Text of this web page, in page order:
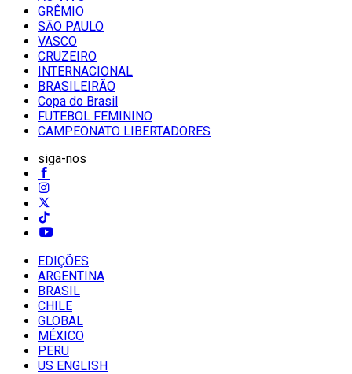
GRÊMIO
SĀO PAULO
VASCO
CRUZEIRO
INTERNACIONAL
BRASILEIRÃO
Copa do Brasil
FUTEBOL FEMININO
CAMPEONATO LIBERTADORES
siga-nos
EDIÇÕES
ARGENTINA
BRASIL
CHILE
GLOBAL
MÉXICO
PERU
US ENGLISH